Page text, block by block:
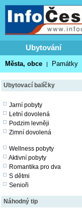
Ubytování
Města, obce | Památky
Ubytovací balíčky
Jarní pobyty
Letní dovolená
Podzim levněji
Zimní dovolená
Wellness pobyty
Aktivní pobyty
Romantika pro dva
S dětmi
Senioři
Náhodný tip